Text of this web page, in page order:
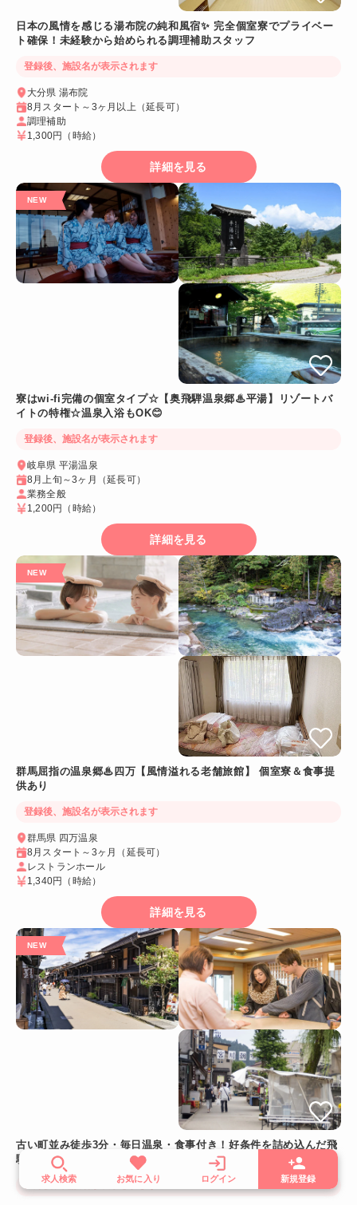
求人検索 お気に入り ログイン 新規登録
日本の風情を感じる湯布院の純和風宿✨ 完全個室寮でプライベー
ト確保！未経験から始められる調理補助スタッフ
登録後、施設名が表示されます
大分県 湯布院
8月スタート～3ヶ月以上（延長可）
調理補助
1,300円
（時給）
詳細を見る
寮はwi-fi完備の個室タイプ☆【奥飛騨温泉郷♨平湯】リゾートバ
イトの特権☆温泉入浴もOK😊
登録後、施設名が表示されます
岐阜県 平湯温泉
8月上旬～3ヶ月（延長可）
業務全般
1,200円
（時給）
詳細を見る
群馬屈指の温泉郷♨四万【風情溢れる老舗旅館】 個室寮＆食事提
供あり
登録後、施設名が表示されます
群馬県 四万温泉
8月スタート～3ヶ月（延長可）
レストランホール
1,340円
（時給）
詳細を見る
古い町並み徒歩3分・毎日温泉・食事付き！好条件を詰め込んだ飛
騨高山リゾートバイト
登録後、施設名が表示されます